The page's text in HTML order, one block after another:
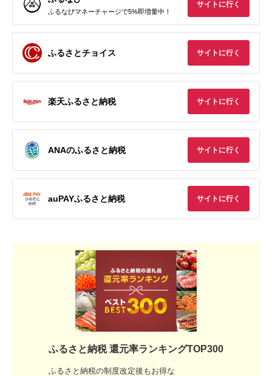
ふるなびマネーチャージで5%即増量中！
サイトに行く
ふるさとチョイス サイトに行く
楽天ふるさと納税 サイトに行く
ANAのふるさと納税 サイトに行く
auPAYふるさと納税 サイトに行く
ふるさと納税 還元率ランキングTOP300
ふるさと納税の制度改定後もお得な